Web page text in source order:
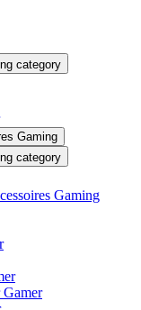
category
Gaming
category
Gaming
Gamer